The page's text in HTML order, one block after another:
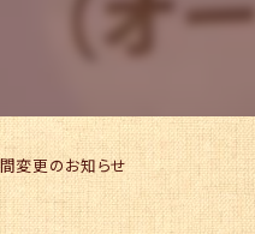
変更のお知らせ